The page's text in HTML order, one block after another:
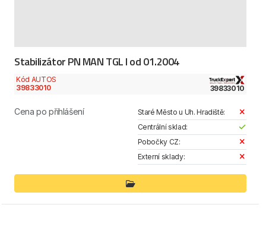
Stabilizátor PN MAN TGL I od 01.2004
Kód AUTOS
39833010
39833010
Cena po přihlášení
Staré Město u Uh. Hradiště:
Centrální sklad:
Pobočky CZ:
Externí sklady: